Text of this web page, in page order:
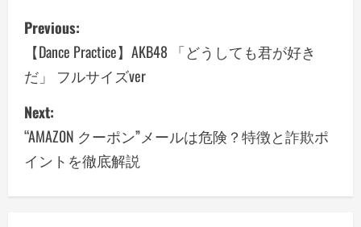
P
o
s
t
n
a
Previous:
【Dance Practice】AKB48 「どうしても君が好き
だ」 フルサイズver
Next:
“AMAZ0N クーポン”メールは危険？特徴と詐欺ポ
イントを徹底解説